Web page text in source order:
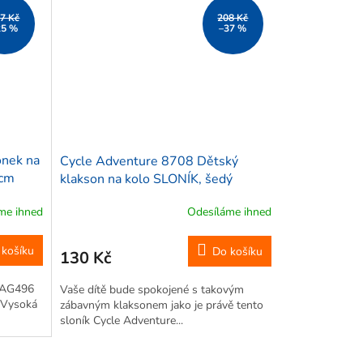
Kč
%
na
ihned
208 Kč
–37 %
Cycle Adventure 8708 Dětský
klakson na kolo SLONÍK, šedý
Odesíláme ihned
130 Kč Do košíku
Vaše dítě bude spokojené s takovým
zábavným klaksonem jako je právě tento
sloník Cycle Adventure...